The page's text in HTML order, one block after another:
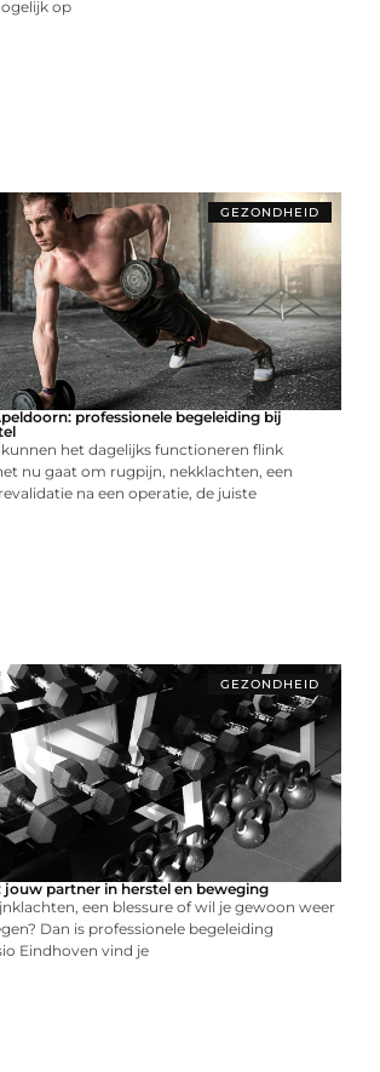
op
GEZONDHEID
professionele begeleiding bij
het dagelijks functioneren flink
nu gaat om rugpijn, nekklachten, een
na een operatie, de juiste
GEZONDHEID
jouw partner in herstel en beweging
een blessure of wil je gewoon weer
Dan is professionele begeleiding
Eindhoven vind je